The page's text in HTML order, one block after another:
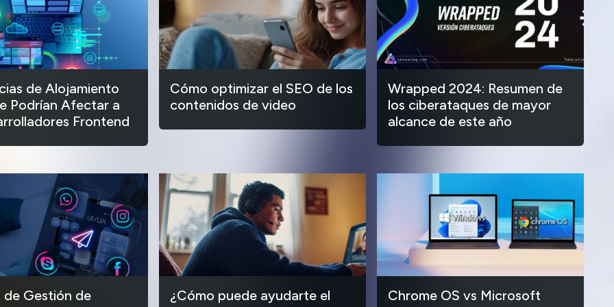
de Alojamiento
Podrían Afectar a
Frontend
Cómo optimizar el SEO de los
contenidos de video
Wrapped 2024: Resumen de
los ciberataques de mayor
alcance de este año
de Gestión de
¿Cómo puede ayudarte el
Chrome OS vs Microsoft